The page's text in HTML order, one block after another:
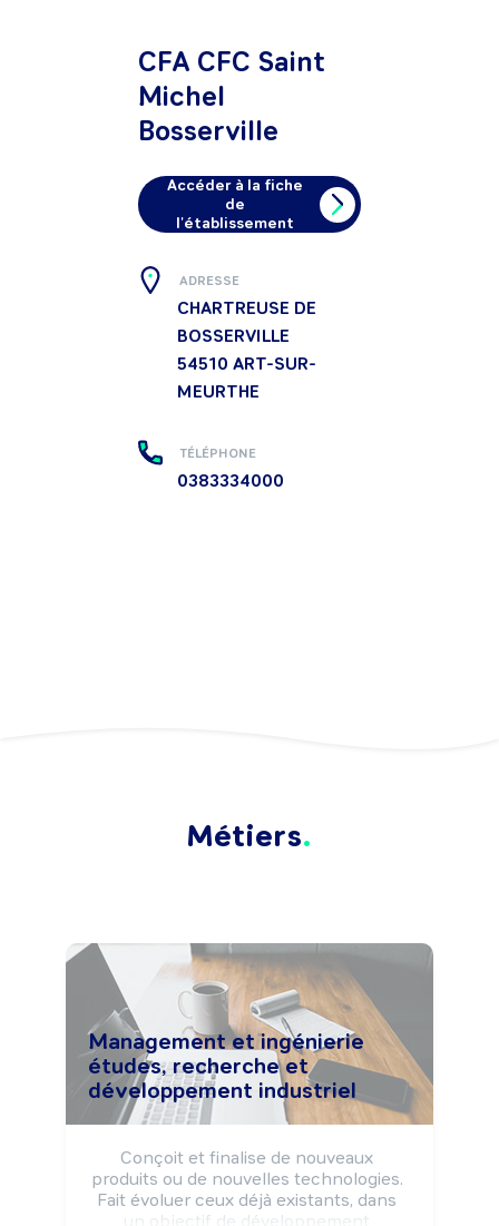
CFA CFC Saint
Michel
Bosserville
Accéder à la fiche
de
l'établissement
ADRESSE
CHARTREUSE DE
BOSSERVILLE
54510 ART-SUR-
MEURTHE
TÉLÉPHONE
0383334000
Métiers
Management et ingénierie
études, recherche et
développement industriel
Conçoit et finalise de nouveaux
produits ou de nouvelles technologies.
Fait évoluer ceux déjà existants, dans
un objectif de développement